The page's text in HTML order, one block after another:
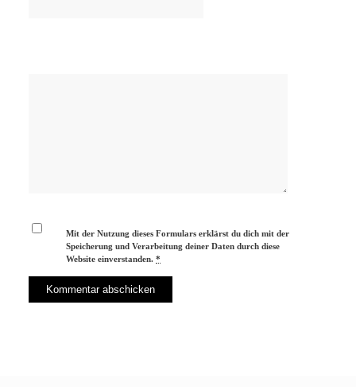
Mit der Nutzung dieses Formulars erklärst du dich mit der
Speicherung und Verarbeitung deiner Daten durch diese
Website einverstanden.*